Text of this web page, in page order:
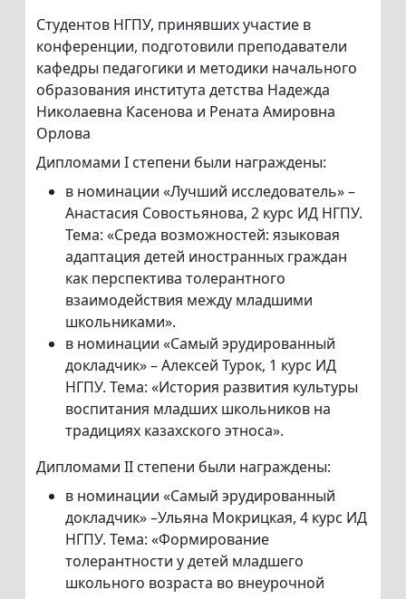
Студентов НГПУ, принявших участие в
конференции, подготовили преподаватели
кафедры педагогики и методики начального
образования института детства Надежда
Николаевна Касенова и Рената Амировна
Орлова
Дипломами I степени были награждены:
в номинации «Лучший исследователь» –
Анастасия Совостьянова, 2 курс ИД НГПУ.
Тема: «Среда возможностей: языковая
адаптация детей иностранных граждан
как перспектива толерантного
взаимодействия между младшими
школьниками».
в номинации «Самый эрудированный
докладчик» – Алексей Турок, 1 курс ИД
НГПУ. Тема: «История развития культуры
воспитания младших школьников на
традициях казахского этноса».
Дипломами II степени были награждены:
в номинации «Самый эрудированный
докладчик» –Ульяна Мокрицкая, 4 курс ИД
НГПУ. Тема: «Формирование
толерантности у детей младшего
школьного возраста во внеурочной